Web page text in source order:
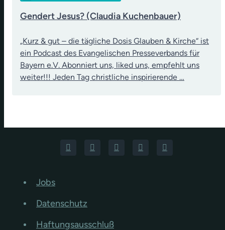
Gendert Jesus? (Claudia Kuchenbauer)
„Kurz & gut – die tägliche Dosis Glauben & Kirche“ ist
ein Podcast des Evangelischen Presseverbands für
Bayern e.V. Abonniert uns, liked uns, empfehlt uns
weiter!!! Jeden Tag christliche inspirierende …
Jobs
Datenschutz
Haftungsausschluß